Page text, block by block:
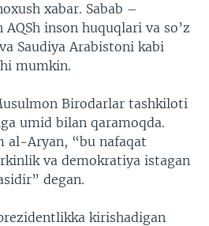
xabar. Sabab –
inson huquqlari va so’z
Saudiya Arabistoni kabi
mumkin.
Birodarlar tashkiloti
umid bilan qaramoqda.
al-Aryan, “bu nafaqat
va demokratiya istagan
degan.
kirishadigan